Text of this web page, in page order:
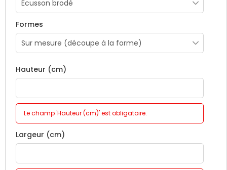
Le décryptage et la protection de données.
Formes
Hauteur (cm)
Le champ 'Hauteur (cm)' est obligatoire.
Largeur (cm)